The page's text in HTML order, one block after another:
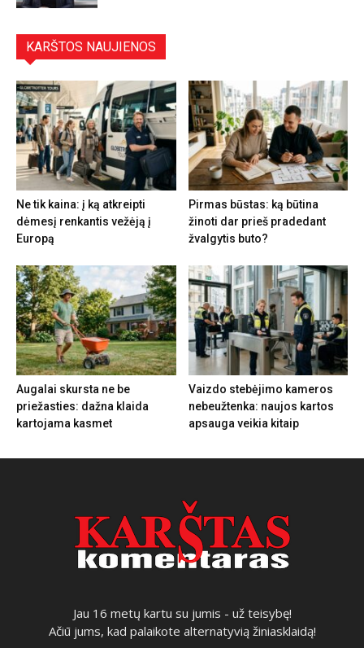
KARŠTOS NAUJIENOS
Ne tik kaina: į ką atkreipti
dėmesį renkantis vežėją į
Europą
Pirmas būstas: ką būtina
žinoti dar prieš pradedant
žvalgytis buto?
Augalai skursta ne be
priežasties: dažna klaida
kartojama kasmet
Vaizdo stebėjimo kameros
nebeužtenka: naujos kartos
apsauga veikia kitaip
Jau 16 metų kartu su jumis - už teisybę!
Ačiū jums, kad palaikote alternatyvią žiniasklaidą!